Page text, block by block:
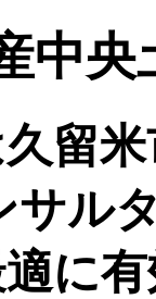
中
留
サル
適に